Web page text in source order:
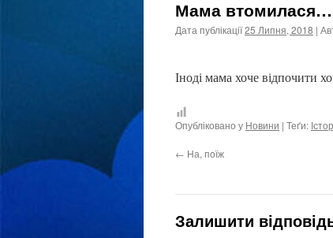
Мама втомилася…
Дата публікації25 Липня, 2018 |
Іноді мама хоче відпочити
Опубліковано у Новини | Теґи:
← На, поїж
Залишити